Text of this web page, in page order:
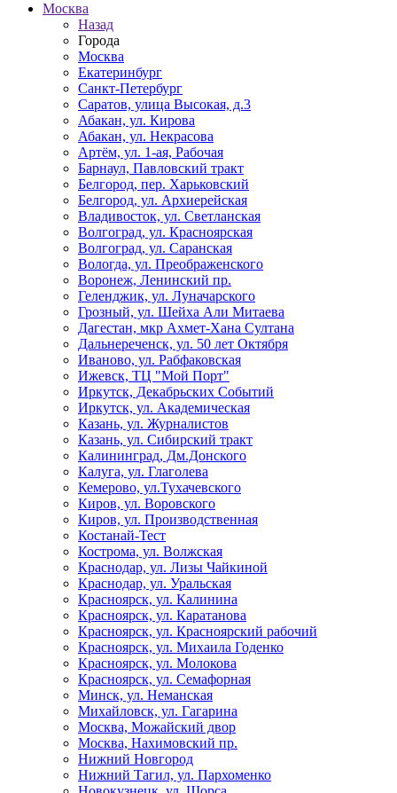
Москва
Назад
Города
Москва
Екатеринбург
Санкт-Петербург
Саратов, улица Высокая, д.3
Абакан, ул. Кирова
Абакан, ул. Некрасова
Артём, ул. 1-ая, Рабочая
Барнаул, Павловский тракт
Белгород, пер. Харьковский
Белгород, ул. Архиерейская
Владивосток, ул. Светланская
Волгоград, ул. Красноярская
Волгоград, ул. Саранская
Вологда, ул. Преображенского
Воронеж, Ленинский пр.
Геленджик, ул. Луначарского
Грозный, ул. Шейха Али Митаева
Дагестан, мкр Ахмет-Хана Султана
Дальнереченск, ул. 50 лет Октября
Иваново, ул. Рабфаковская
Ижевск, ТЦ "Мой Порт"
Иркутск, Декабрьских Событий
Иркутск, ул. Академическая
Казань, ул. Журналистов
Казань, ул. Сибирский тракт
Калининград, Дм.Донского
Калуга, ул. Глаголева
Кемерово, ул.Тухачевского
Киров, ул. Воровского
Киров, ул. Производственная
Костанай-Тест
Кострома, ул. Волжская
Краснодар, ул. Лизы Чайкиной
Краснодар, ул. Уральская
Красноярск, ул. Калинина
Красноярск, ул. Каратанова
Красноярск, ул. Красноярский рабочий
Красноярск, ул. Михаила Годенко
Красноярск, ул. Молокова
Красноярск, ул. Семафорная
Минск, ул. Неманская
Михайловск, ул. Гагарина
Москва, Можайский двор
Москва, Нахимовский пр.
Нижний Новгород
Нижний Тагил, ул. Пархоменко